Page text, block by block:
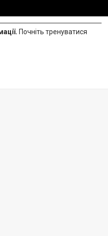
Почніть тренуватися